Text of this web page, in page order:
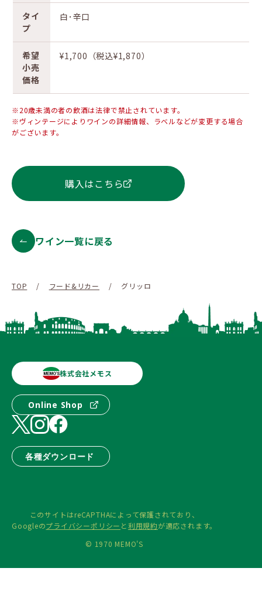
タイ
プ
白･辛口
希望
小売
価格
¥1,700（税込¥1,870）
※20歳未満の者の飲酒は法律で禁止されています。
※ヴィンテージによりワインの詳細情報、ラベルなどが変更する場合
がございます。
購入はこちら
ワイン一覧に戻る
TOP / フード&リカー / グリッロ
株式会社メモス
Online Shop
各種ダウンロード
このサイトはreCAPTHAによって保護されており、
Googleのプライバシーポリシー と利用規約が適応されます。
© 1970 MEMO'S